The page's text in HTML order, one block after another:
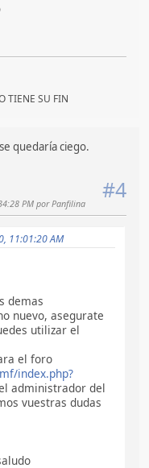
TIENE SU FIN
quedaría ciego.
#4
PM por Panfilina
11:01:20 AM
demas
nuevo, asegurate
utilizar el
el foro
index.php?
administrador del
vuestras dudas